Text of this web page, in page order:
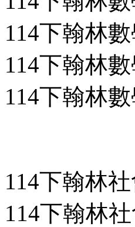
114下翰林
114下翰林
114下翰林
114下翰林
114下翰林